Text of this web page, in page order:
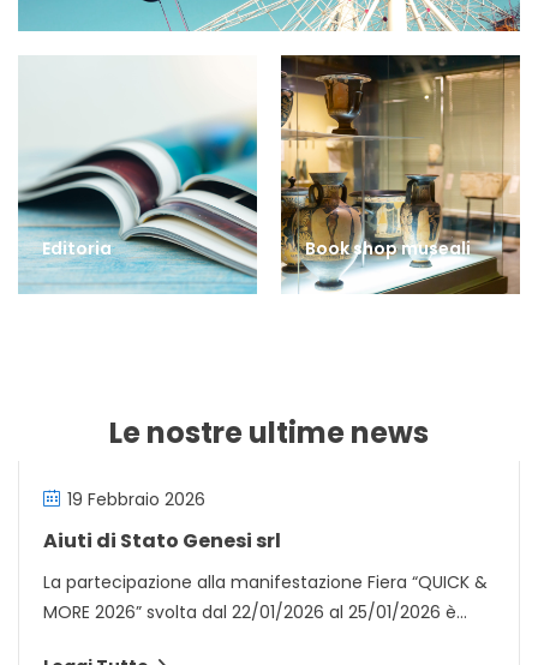
Editoria Book shop museali
Le nostre ultime news
19 Febbraio 2026
Aiuti di Stato Genesi srl
La partecipazione alla manifestazione Fiera “QUICK &
MORE 2026” svolta dal 22/01/2026 al 25/01/2026 è...